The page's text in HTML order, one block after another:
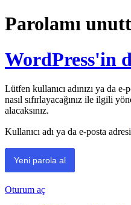
Parolamı
WordPress'in
Lütfen kullanıcı adınızı ya da e-
nasıl sıfırlayacağınız ile ilgili
alacaksınız.
Kullanıcı adı ya da e-posta adresi
Oturum aç